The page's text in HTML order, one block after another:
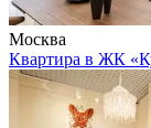
Москва
Квартира в ЖК